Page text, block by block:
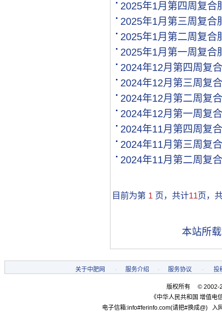
[代理]河南代理磷酸二铵10.
2025年1月第四周复合
2025年1月第三周复合
2025年1月第二周复合
2025年1月第一周复合
2024年12月第四周复
2024年12月第三周复
2024年12月第二周复
2024年12月第一周复
2024年11月第四周复
2024年11月第三周复
2024年11月第二周复
目前为第 1页，共计11页，
本站所
关于中肥网 - 服务介绍 - 服务协议 - 投
版权所有 © 2002-
《中华人民共和国 增值电
电子信箱:info#ferinfo.com(请把#换成@)